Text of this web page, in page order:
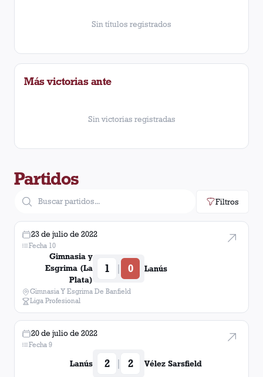
Sin títulos registrados
Más victorias ante
Sin victorias registradas
Partidos
Filtros
23 de julio de 2022
Fecha 10
Gimnasia y
Esgrima (La
Plata)
1 | 0 Lanús
Gimnasia Y Esgrima De Banfield
Liga Profesional
20 de julio de 2022
Fecha 9
Lanús 2 | 2 Vélez Sarsfield